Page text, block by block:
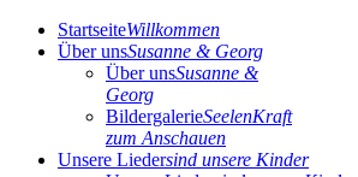
StartseiteWillkommen
Über unsSusanne & Georg
Über unsSusanne &
Georg
BildergalerieSeelenKraft
zum Anschauen
Unsere Liedersind unsere Kinder